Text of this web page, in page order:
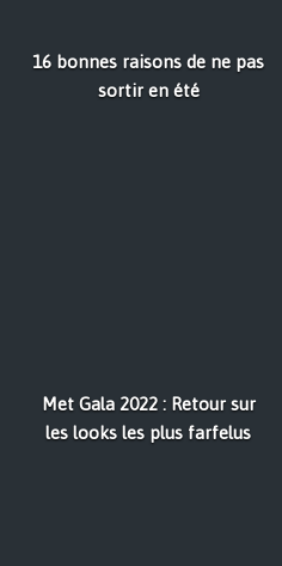
16 bonnes raisons de ne pas
sortir en été
Met Gala 2022 : Retour sur
les looks les plus farfelus